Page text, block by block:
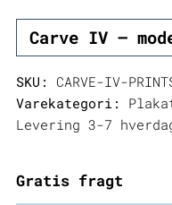
Carve IV –
SKU:
CARVE-IV-
Varekategori:
Levering 3-7
Gratis fragt